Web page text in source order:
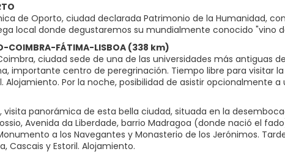
de Oporto, ciudad declarada Patrimonio de la Humanidad,
local donde degustaremos su mundialmente conocido "vino
COIMBRA-FÁTIMA-LISBOA (338 km)
ciudad sede de una de las universidades más antiguas
importante centro de peregrinación. Tiempo libre para visitar
Alojamiento. Por la noche, posibilidad de asistir opcionalmente
visita panorámica de esta bella ciudad, situada en la
Avenida da Liberdade, barrio Madragoa (donde nació el
a los Navegantes y Monasterio de los Jerónimos.
Cascais y Estoril. Alojamiento.